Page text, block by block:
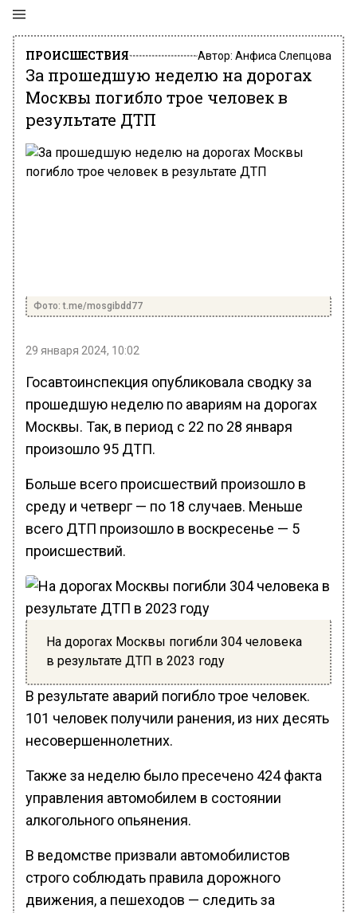
ПРОИСШЕСТВИЯ Автор: Анфиса Слепцова
За прошедшую неделю на дорогах
Москвы погибло трое человек в
результате ДТП
Фото: t.me/mosgibdd77
29 января 2024, 10:02
Госавтоинспекция опубликовала сводку за
прошедшую неделю по авариям на дорогах
Москвы. Так, в период с 22 по 28 января
произошло 95 ДТП.
Больше всего происшествий произошло в
среду и четверг — по 18 случаев. Меньше
всего ДТП произошло в воскресенье — 5
происшествий.
На дорогах Москвы погибли 304 человека
в результате ДТП в 2023 году
В результате аварий погибло трое человек.
101 человек получили ранения, из них десять
несовершеннолетних.
Также за неделю было пресечено 424 факта
управления автомобилем в состоянии
алкогольного опьянения.
В ведомстве призвали автомобилистов
строго соблюдать правила дорожного
движения, а пешеходов — следить за